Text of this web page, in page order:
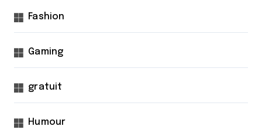
Fashion
Gaming
gratuit
Humour